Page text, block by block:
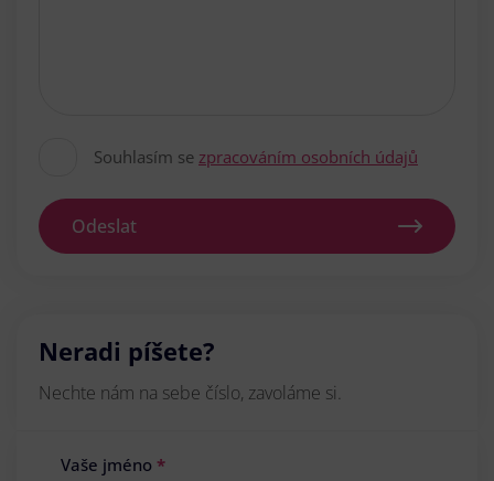
Souhlasím se zpracováním osobních údajů
Odeslat
Neradi píšete?
Nechte nám na sebe číslo, zavoláme si.
Vaše jméno *